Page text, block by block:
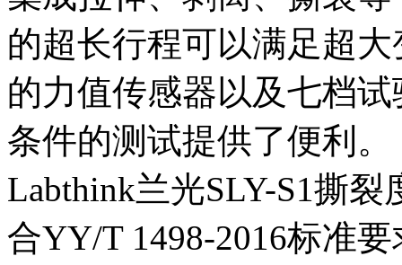
的超长行程可以满足超
的力值传感器以及七档
条件的测试提供了便利。
Labthink兰光SLY-S1撕
合YY/T 1498-2016标准